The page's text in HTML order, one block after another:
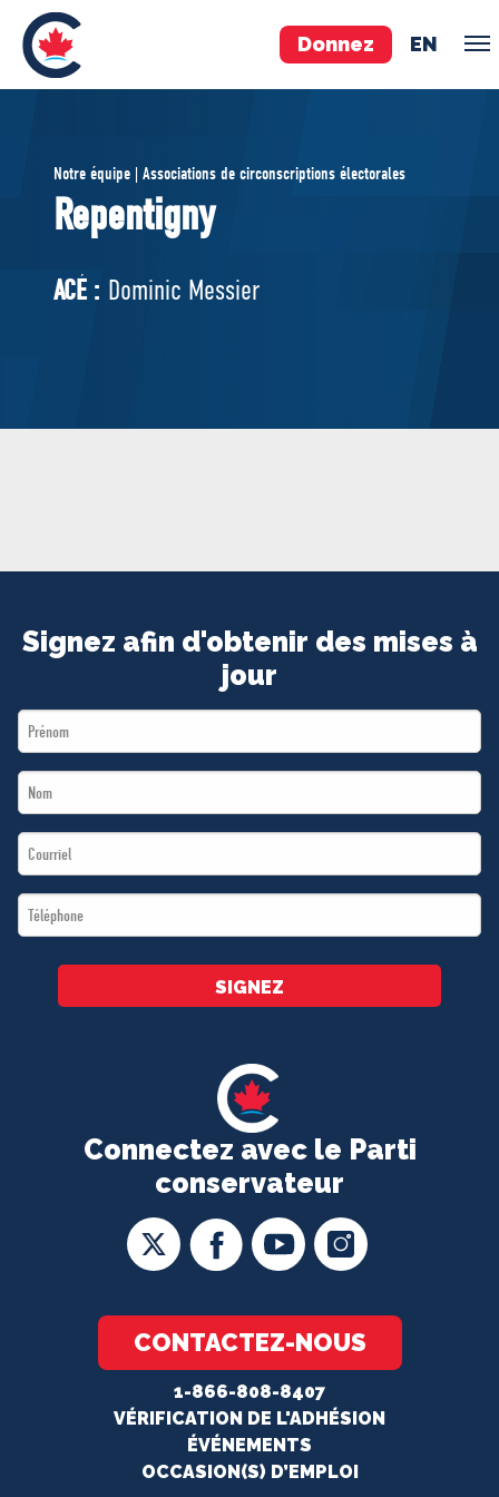
Donnez EN
ÉQUIPE
Pierre Poilievre
Vos députés conservateurs
Cabinet fantôme
Exécutif national
BOUTIQUE
Notre équipe | Associations de circonscriptions électorales
Repentigny
ACÉ : Dominic Messier
Connectez avec le Parti
conservateur
CONTACTEZ-NOUS
1-866-808-8407
VÉRIFICATION DE L'ADHÉSION
ÉVÉNEMENTS
OCCASION(S) D’EMPLOI
Signez afin d'obtenir des mises à
jour
First
Name
Last
Name
Email
*
Téléphone
*
SIGNEZ